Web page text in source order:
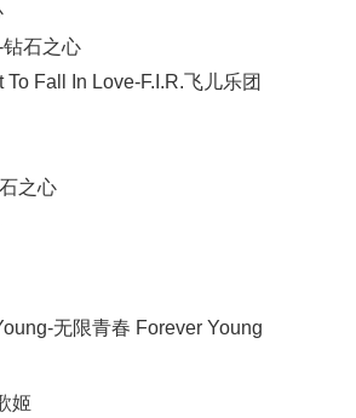
石之心
To Fall In Love-F.I.R.飞儿乐团
之心
无限青春 Forever Young
姬